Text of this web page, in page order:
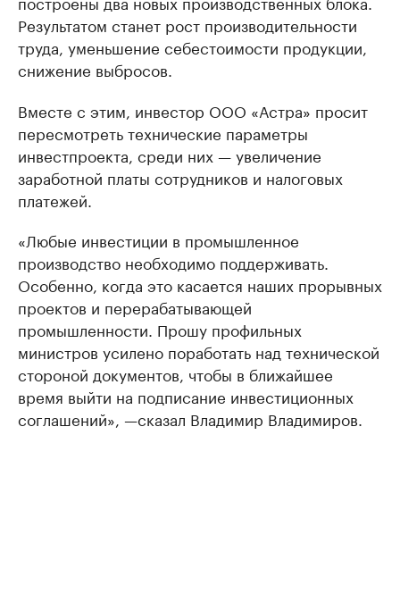
Результатом станет рост производительности
труда, уменьшение себестоимости продукции,
снижение выбросов.
Вместе с этим, инвестор ООО «Астра» просит
пересмотреть технические параметры
инвестпроекта, среди них — увеличение
заработной платы сотрудников и налоговых
платежей.
«Любые инвестиции в промышленное
производство необходимо поддерживать.
Особенно, когда это касается наших прорывных
проектов и перерабатывающей
промышленности. Прошу профильных
министров усилено поработать над технической
стороной документов, чтобы в ближайшее
время выйти на подписание инвестиционных
соглашений», —сказал Владимир Владимиров.